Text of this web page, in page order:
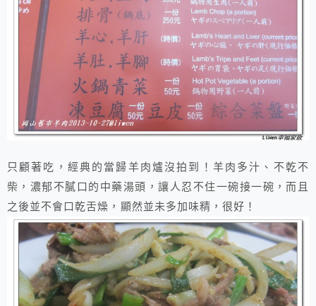
只顧著吃，經典的當歸羊肉爐沒拍到！羊肉多汁、不乾不
柴，濃郁不膩口的中藥湯頭，讓人忍不住一碗接一碗，而且
之後並不會口乾舌燥，顯然並未多加味精，很好！